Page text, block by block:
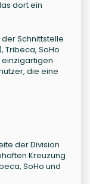
dort ein
Schnittstelle
Tribeca, SoHo
einzigartigen
die eine
der Division
Kreuzung
SoHo und